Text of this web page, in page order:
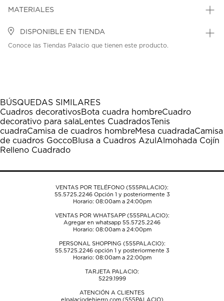
MATERIALES
DISPONIBLE EN TIENDA
Conoce las Tiendas Palacio que tienen este producto.
BÚSQUEDAS SIMILARES
Cuadros decorativosBota cuadra hombreCuadro
decorativo para salaLentes CuadradosTenis
cuadraCamisa de cuadros hombreMesa cuadradaCamisa
de cuadros GoccoBlusa a Cuadros Azul Almohada Cojín
Relleno Cuadrado
VENTAS POR TELÉFONO (555PALACIO):
55.5725.2246Opción 1 y posteriormente 3
Horario: 08:00am a 24:00pm
VENTAS POR WHATSAPP (555PALACIO):
Agregar en whatsapp 55.5725.2246
Horario: 08:00am a 24:00pm
PERSONAL SHOPPING (555PALACIO):
55.5725.2246opción 1 y posteriormente 3
Horario: 08:00am a 22:00pm
TARJETA PALACIO:
5229.1999
ATENCIÓN A CLIENTES